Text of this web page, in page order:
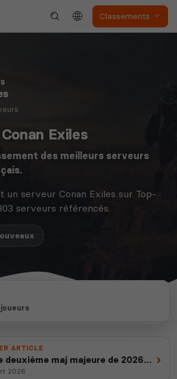
Classements
Exiles
des meilleurs serveurs
un serveur Conan Exiles sur Top-
serveurs référencés.
ARTICLE
deuxième maj majeure de 2026
ligne
2026
›